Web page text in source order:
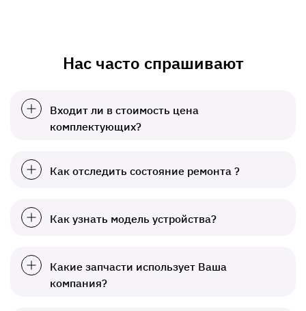
Нас часто спрашивают
Входит ли в стоимость цена
комплектующих?
Как отследить состояние ремонта ?
Как узнать модель устройства?
Какие запчасти использует Ваша
компания?